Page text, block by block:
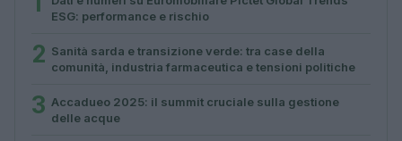
ESG: performance e rischio
2 Sanità sarda e transizione verde: tra case della
comunità, industria farmaceutica e tensioni politiche
3 Accadueo 2025: il summit cruciale sulla gestione
delle acque